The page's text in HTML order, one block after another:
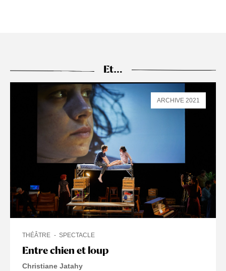
Et…
Entre chien et loup
THÉÂTRE SPECTACLE
Christiane Jatahy
ARCHIVE 2021